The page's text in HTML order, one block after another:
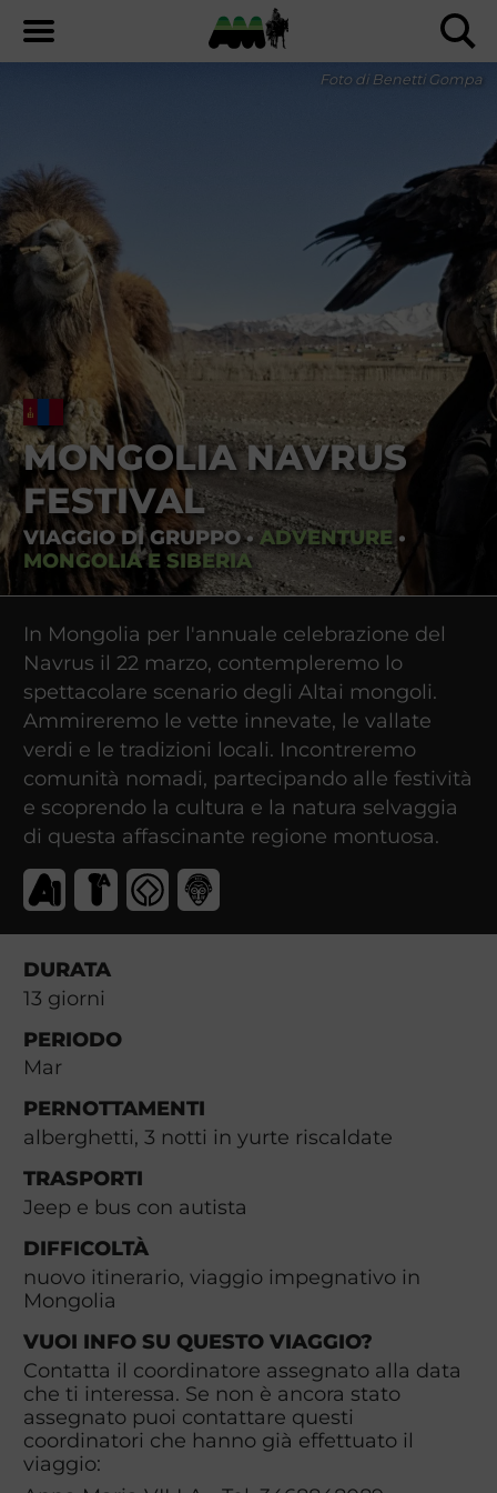
MONGOLIA NAVRUS
FESTIVAL
VIAGGIO DI GRUPPO•ADVENTURE •
MONGOLIA E SIBERIA
Foto di Benetti Gompa
In Mongolia per l'annuale celebrazione del
Navrus il 22 marzo, contempleremo lo
spettacolare scenario degli Altai mongoli.
Ammireremo le vette innevate, le vallate
verdi e le tradizioni locali. Incontreremo
comunità nomadi, partecipando alle festività
e scoprendo la cultura e la natura selvaggia
di questa affascinante regione montuosa.
DURATA
13 giorni
PERIODO
Mar
PERNOTTAMENTI
alberghetti, 3 notti in yurte riscaldate
TRASPORTI
Jeep e bus con autista
DIFFICOLTÀ
nuovo itinerario, viaggio impegnativo in
Mongolia
VUOI INFO SU QUESTO VIAGGIO?
Contatta il coordinatore assegnato alla data
che ti interessa. Se non è ancora stato
assegnato puoi contattare questi
coordinatori che hanno già effettuato il
viaggio: